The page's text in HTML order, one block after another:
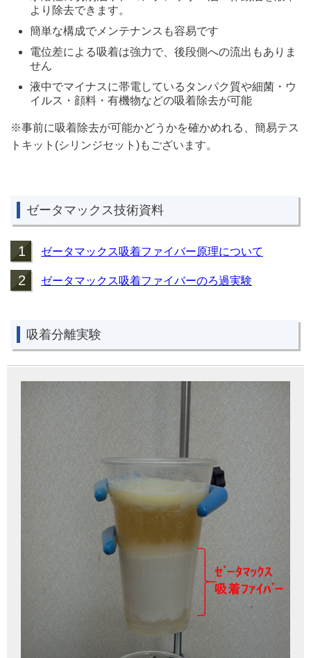
より除去できます。
簡単な構成でメンテナンスも容易です
電位差による吸着は強力で、後段側への流出もありま
せん
液中でマイナスに帯電しているタンパク質や細菌・ウ
イルス・顔料・有機物などの吸着除去が可能
※事前に吸着除去が可能かどうかを確かめれる、簡易テス
トキット(シリンジセット)もございます。
ゼータマックス技術資料
1 ゼータマックス吸着ファイバー原理について
2 ゼータマックス吸着ファイバーのろ過実験
吸着分離実験